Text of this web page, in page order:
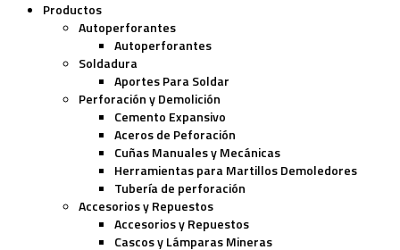
Productos
Autoperforantes
Autoperforantes
Soldadura
Aportes Para Soldar
Perforación y Demolición
Cemento Expansivo
Aceros de Peforación
Cuñas Manuales y Mecánicas
Herramientas para Martillos Demoledores
Tubería de perforación
Accesorios y Repuestos
Accesorios y Repuestos
Cascos y Lámparas Mineras